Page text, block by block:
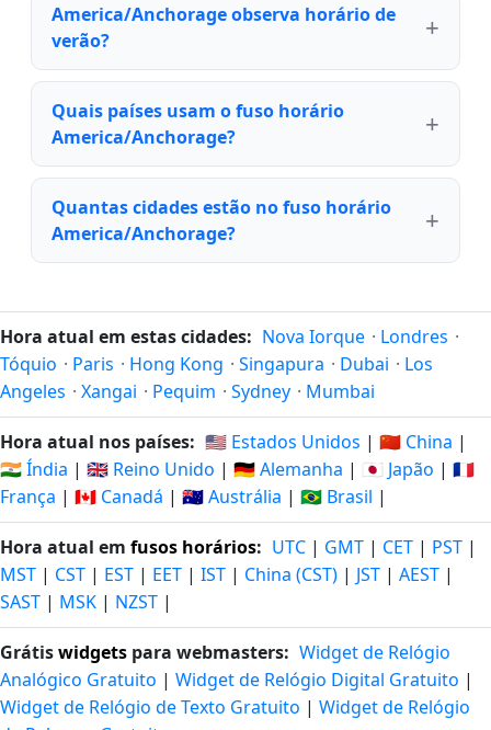
America/Anchorage observa horário de
verão?
Quais países usam o fuso horário
America/Anchorage?
Quantas cidades estão no fuso horário
America/Anchorage?
Hora atual em estas cidades: Nova Iorque · Londres ·
Tóquio · Paris · Hong Kong · Singapura · Dubai · Los
Angeles · Xangai · Pequim · Sydney · Mumbai
Hora atual nos países: 🇺🇸 Estados Unidos | 🇨🇳 China |
🇮🇳 Índia | 🇬🇧 Reino Unido | 🇩🇪 Alemanha | 🇯🇵 Japão | 🇫🇷
França | 🇨🇦 Canadá | 🇦🇺 Austrália | 🇧🇷 Brasil |
Hora atual em fusos horários: UTC | GMT | CET | PST |
MST | CST | EST | EET | IST | China (CST) | JST | AEST |
SAST | MSK | NZST |
Grátiswidgets para webmasters: Widget de Relógio
Analógico Gratuito | Widget de Relógio Digital Gratuito |
Widget de Relógio de Texto Gratuito | Widget de Relógio